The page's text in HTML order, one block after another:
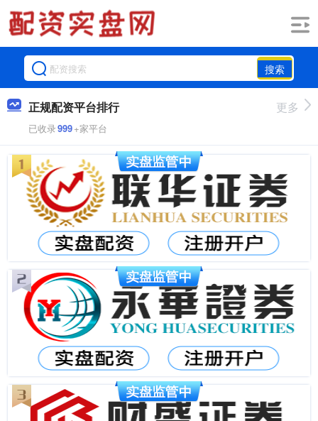
搜索
正规配资平台排行
已收录999+家平台
更多